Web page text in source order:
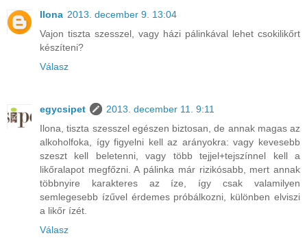
Ilona 2013. december 9. 13:04
Vajon tiszta szesszel, vagy házi pálinkával lehet csokilikőrt
készíteni?
Válasz
egycsipet
2013. december 11. 9:11
Ilona, tiszta szesszel egészen biztosan, de annak magas az
alkoholfoka, így figyelni kell az arányokra: vagy kevesebb
szeszt kell beletenni, vagy több tejjel+tejszínnel kell a
likőralapot megfőzni. A pálinka már rizikósabb, mert annak
többnyire karakteres az íze, így csak valamilyen
semlegesebb ízűvel érdemes próbálkozni, különben elviszi
a likőr ízét.
Válasz